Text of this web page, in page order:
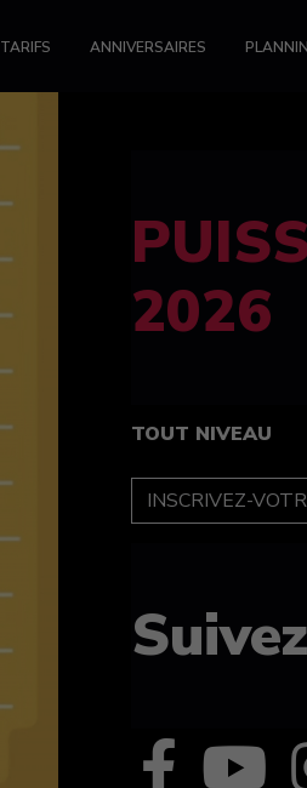
TARIFS ANNIVERSAIRES
TOUT NIVEAU
INSCRIPTION